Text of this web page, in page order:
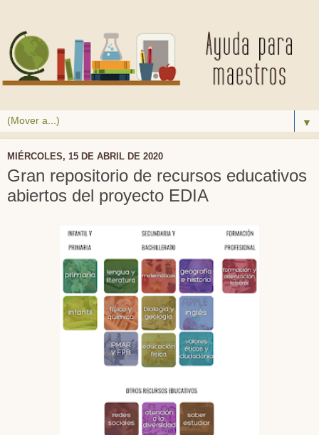
▼
MIÉRCOLES, 15 DE ABRIL DE 2020
Gran repositorio de recursos educativos
abiertos del proyecto EDIA